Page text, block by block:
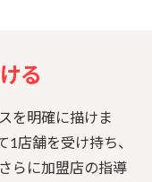
る
を明確に描けま
店舗を受け持ち、
らに加盟店の指導